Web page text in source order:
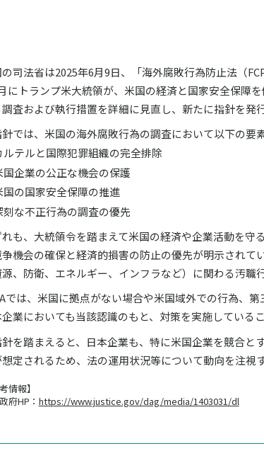
司法省は2025年6月9日、「海外腐敗行為防止法（
にトランプ米大統領が、米国の経済と国家安全保障
調査および執行措置を詳細に見直し、新たに指針を発
では、米国の海外腐敗行為の調査において以下の要
ルテルと国際犯罪組織の完全排除
国企業の公正な機会の保護
国の国家安全保障の推進
刻な不正行為の調査の優先
れも、大統領令を踏まえて米国の経済や企業活動を
機会の確保と経済的損害の防止の優先が明示され
、防衛、エネルギー、インフラなど）に関わる汚職
では、米国に拠点がない場合や米国域外での行為、
企業においても当該認識のもと、対策を実施している
を踏まえると、日本企業も、特に米国企業を競合
想定されるため、法の運用状況等について動向を注視
情報】
府HP： https://www.justice.gov/dag/media/1403031/dl